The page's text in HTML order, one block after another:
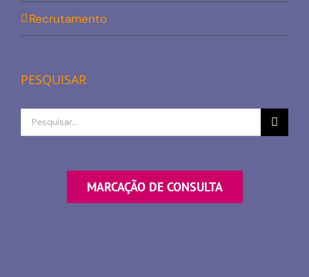
Recrutamento
PESQUISAR
Procurar
por
MARCAÇÃO DE CONSULTA